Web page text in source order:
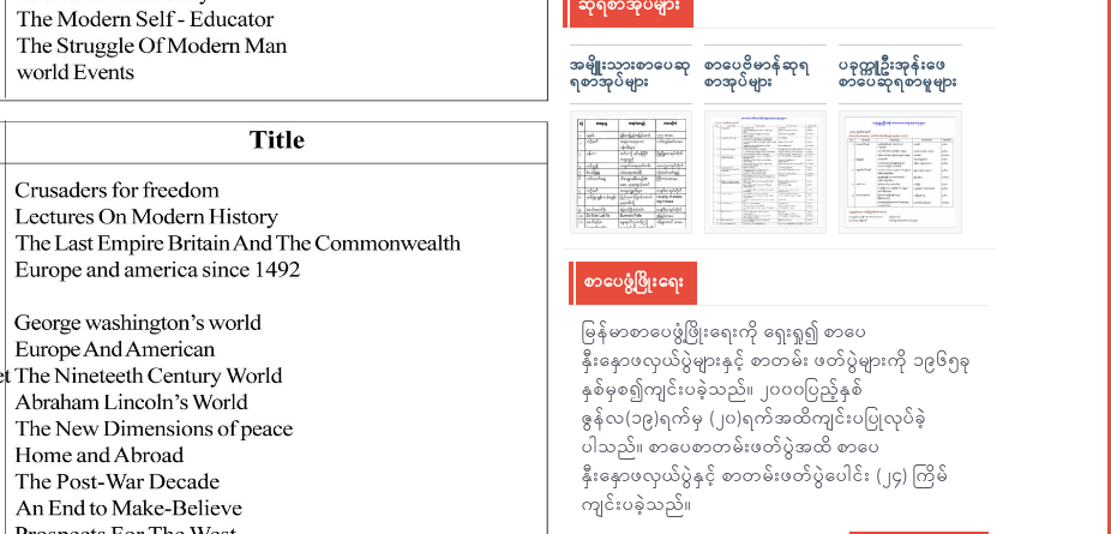
ဆုရစာအုပ်များ
အမျိူးသားစာပေဆု
ရစာအုပ်များ
စာပေဗိမာန်ဆုရ
စာအုပ်များ
ပခုက္ကူဦးအုန်းဖေ
စာပေဆုရစာမူများ
စာပေဖွံ့ဖြိုးရေး
မြန်မာစာပေဖွံ့ဖြိုးရေးကို ရှေးရှု၍ စာပေ
နှီးနှောဖလှယ်ပွဲများနှင့် စာတမ်း ဖတ်ပွဲများကို ၁၉၆၅ခု
နှစ်မှစ၍ကျင်းပခဲ့သည်။ ၂၀၀၀ပြည့်နှစ်
ဇွန်လ(၁၉)ရက်မှ (၂၀)ရက်အထိကျင်းပပြုလုပ်ခဲ့
ပါသည်။ စာပေစာတမ်းဖတ်ပွဲအထိ စာပေ
နှီးနှောဖလှယ်ပွဲနှင့် စာတမ်းဖတ်ပွဲပေါင်း (၂၄) ကြိမ်
ကျင်းပခဲ့သည်။